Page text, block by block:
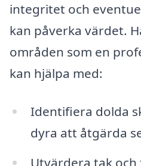
integritet och
kan påverka värdet.
områden som en
kan hjälpa med:
Identifiera dolda
dyra att åtgärda
Utvärdera tak